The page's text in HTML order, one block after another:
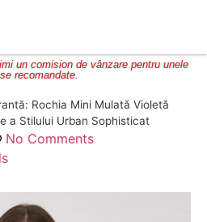
un comision de vânzare pentru unele
recomandate.
Rochia Mini Mulată Violetă
a Stilului Urban Sophisticat
No Comments